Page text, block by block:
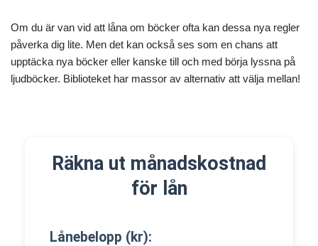
Om du är van vid att låna om böcker ofta kan dessa nya regler
påverka dig lite. Men det kan också ses som en chans att
upptäcka nya böcker eller kanske till och med börja lyssna på
ljudböcker. Biblioteket har massor av alternativ att välja mellan!
Räkna ut månadskostnad
för lån
Lånebelopp (kr):